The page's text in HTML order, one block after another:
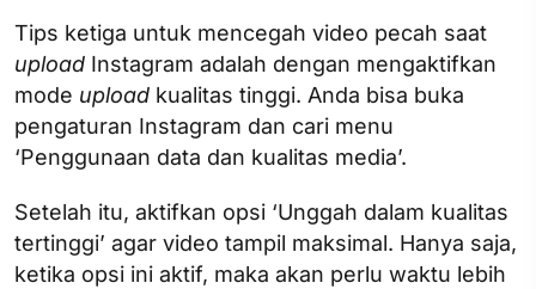
Tips ketiga untuk mencegah video pecah saat
upload Instagram adalah dengan mengaktifkan
mode upload kualitas tinggi. Anda bisa buka
pengaturan Instagram dan cari menu
‘Penggunaan data dan kualitas media’.
Setelah itu, aktifkan opsi ‘Unggah dalam kualitas
tertinggi’ agar video tampil maksimal. Hanya saja,
ketika opsi ini aktif, maka akan perlu waktu lebih